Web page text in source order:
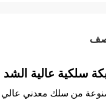
سلكية عالية
من سلك معدني عالي